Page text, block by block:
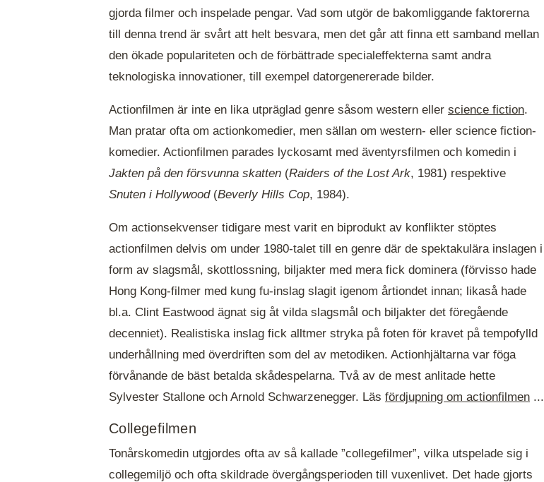
gjorda filmer och inspelade pengar. Vad som utgör de bakomliggande faktorerna
till denna trend är svårt att helt besvara, men det går att finna ett samband mellan
den ökade populariteten och de förbättrade specialeffekterna samt andra
teknologiska innovationer, till exempel datorgenererade bilder.
Actionfilmen är inte en lika utpräglad genre såsom western eller science fiction.
Man pratar ofta om actionkomedier, men sällan om western- eller science fiction-
komedier. Actionfilmen parades lyckosamt med äventyrsfilmen och komedin i
Jakten på den försvunna skatten (Raiders of the Lost Ark, 1981) respektive
Snuten i Hollywood(Beverly Hills Cop, 1984).
Om actionsekvenser tidigare mest varit en biprodukt av konflikter stöptes
actionfilmen delvis om under 1980-talet till en genre där de spektakulära inslagen i
form av slagsmål, skottlossning, biljakter med mera fick dominera (förvisso hade
Hong Kong-filmer med kung fu-inslag slagit igenom årtiondet innan; likaså hade
bl.a. Clint Eastwood ägnat sig åt vilda slagsmål och biljakter det föregående
decenniet). Realistiska inslag fick alltmer stryka på foten för kravet på tempofylld
underhållning med överdriften som del av metodiken. Actionhjältarna var föga
förvånande de bäst betalda skådespelarna. Två av de mest anlitade hette
Sylvester Stallone och Arnold Schwarzenegger. Läs fördjupning om actionfilmen ...
Collegefilmen
Tonårskomedin utgjordes ofta av så kallade ”collegefilmer”, vilka utspelade sig i
collegemiljö och ofta skildrade övergångsperioden till vuxenlivet. Det hade gjorts